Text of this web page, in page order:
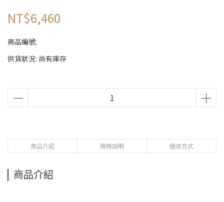
NT$6,460
商品編號:
供貨狀況: 尚有庫存
商品介紹 規格說明 運送方式
商品介紹